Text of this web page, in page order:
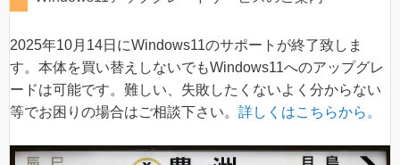
2025年10月14日にWindows11のサポートが終了致しま
す。本体を買い替えしないでもWindows11へのアップグレ
ードは可能です。難しい、失敗したくないよく分からない
等でお困りの場合はご相談下さい。 詳しくはこちらから。